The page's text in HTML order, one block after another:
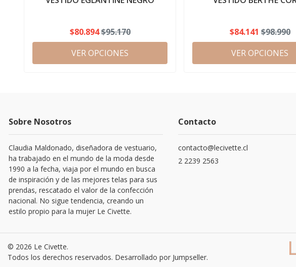
$80.894$95.170
VER OPCIONES
$84.141 $98.990
VER OPCIONES
Sobre Nosotros
Claudia Maldonado, diseñadora de vestuario,
ha trabajado en el mundo de la moda desde
1990 a la fecha, viaja por el mundo en busca
de inspiración y de las mejores telas para sus
prendas, rescatado el valor de la confección
nacional. No sigue tendencia, creando un
estilo propio para la mujer Le Civette.
Contacto
contacto@lecivette.cl
2 2239 2563
© 2026 Le Civette.
Todos los derechos reservados. Desarrollado por Jumpseller.